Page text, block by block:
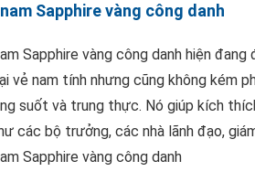
Sapphire vàng công danh
Sapphire vàng công danh hiện
vẻ nam tính nhưng cũng không kém
suốt và trung thực. Nó giúp kích
các bộ trưởng, các nhà lãnh đạo,
Sapphire vàng công danh